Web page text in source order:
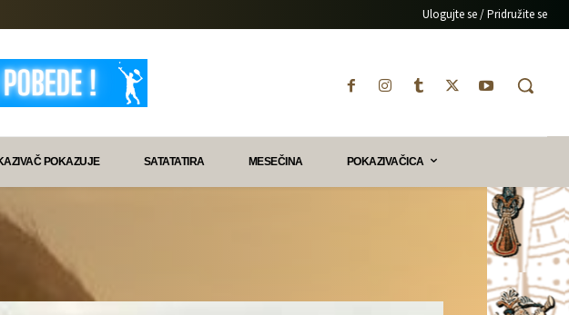
Ulogujte se / Pridružite se
POKAZUJE SATATATIRA MESEČINA POKAZIVAČICA